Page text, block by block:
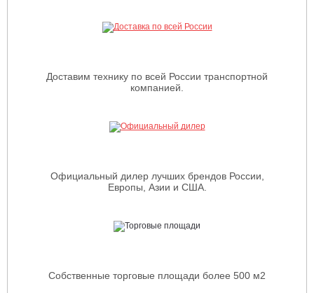
Доставим технику по всей России транспортной
компанией.
Официальный дилер лучших брендов России,
Европы, Азии и США.
Собственные торговые площади более 500 м2